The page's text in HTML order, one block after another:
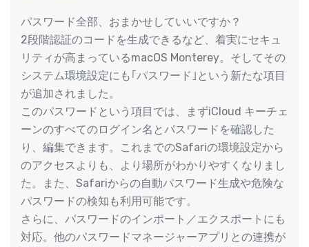
パスワード全部、おまかせしていいですか？
2段階認証のコードを生成できるなど、着実にセキュ
リティが高まっているmacOS Monterey。そしてその
システム環境設定にも｢パスワード｣という新たな項目
が追加されました。
このパスワードという項目では、まずiCloud キーチェ
ーンのすべてのログイン名とパスワードを確認した
り、編集できます。これまでのSafariの環境設定から
のアクセスよりも、より場所がわかりやすくなりまし
た。また、Safariからの自動パスワード生成や危険な
パスワードの検知も利用可能です。
さらに、パスワードのインポート／エクスポートにも
対応。他のパスワードマネージャーアプリとの連携が